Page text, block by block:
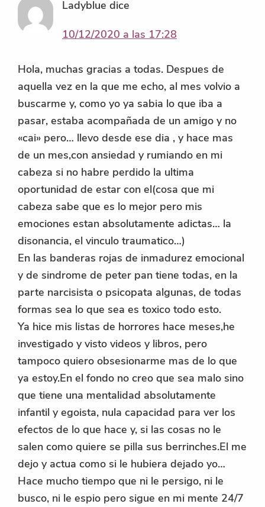
Ladyblue dice
10/12/2020 a las 17:28
Hola, muchas gracias a todas. Despues de
aquella vez en la que me echo, al mes volvio a
buscarme y, como yo ya sabia lo que iba a
pasar, estaba acompañada de un amigo y no
«cai» pero… llevo desde ese dia , y hace mas
de un mes,con ansiedad y rumiando en mi
cabeza si no habre perdido la ultima
oportunidad de estar con el(cosa que mi
cabeza sabe que es lo mejor pero mis
emociones estan absolutamente adictas… la
disonancia, el vinculo traumatico…)
En las banderas rojas de inmadurez emocional
y de sindrome de peter pan tiene todas, en la
parte narcisista o psicopata algunas, de todas
formas sea lo que sea es toxico todo esto.
Ya hice mis listas de horrores hace meses,he
investigado y visto videos y libros, pero
tampoco quiero obsesionarme mas de lo que
ya estoy.En el fondo no creo que sea malo sino
que tiene una mentalidad absolutamente
infantil y egoista, nula capacidad para ver los
efectos de lo que hace y, si las cosas no le
salen como quiere se pilla sus berrinches.El me
dejo y actua como si le hubiera dejado yo…
Hace mucho tiempo que ni le persigo, ni le
busco, ni le espio pero sigue en mi mente 24/7